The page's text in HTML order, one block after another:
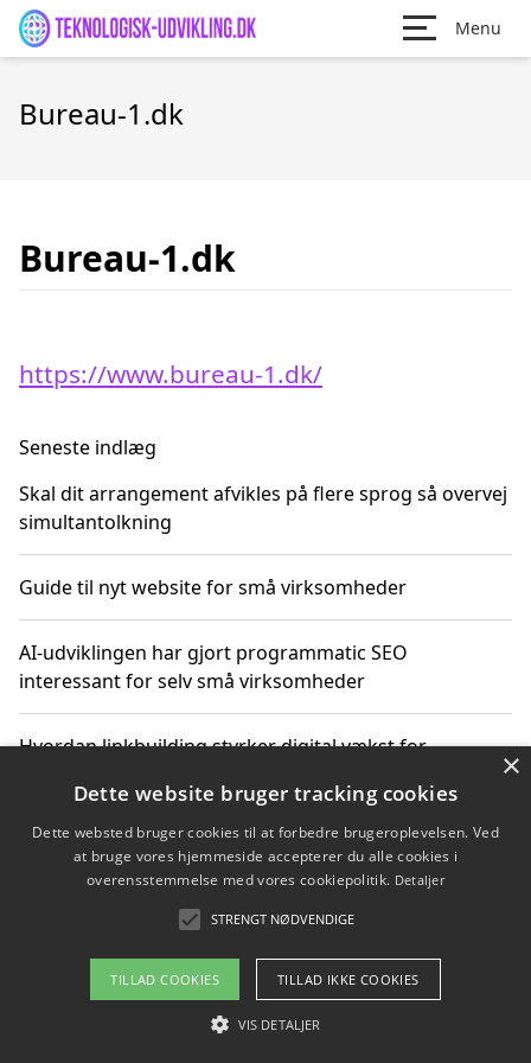
Menu
Bureau-1.dk
Bureau-1.dk
https://www.bureau-1.dk/
Seneste indlæg
Skal dit arrangement afvikles på flere sprog så overvej
simultantolkning
Guide til nyt website for små virksomheder
AI-udviklingen har gjort programmatic SEO
interessant for selv små virksomheder
Hvordan linkbuilding styrker digital vækst for
Sådan har udviklingen inden for genbrug af elektronik
ændret sig
Copyright 2026 - Pilanto Aps
Om / kontakt
×
Dette website bruger tracking cookies
Dette websted bruger cookies til at forbedre brugeroplevelsen. Ved
at bruge vores hjemmeside accepterer du alle cookies i
overensstemmelse med vores cookiepolitik. Detaljer
STRENGT NØDVENDIGE
TILLAD COOKIES TILLAD IKKE COOKIES
VIS DETALJER